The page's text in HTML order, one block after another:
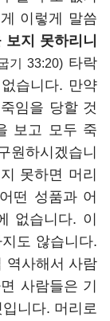
이렇게 말씀
지 못하리니
기 33:20) 타락
습니다. 만약
임을 당할 것
보고 모두 죽
원하시겠습니
못하면 머리
떤 성품과 어
없습니다. 이
도 않습니다.
역사해서 사람
사람들은 기
니다. 머리로